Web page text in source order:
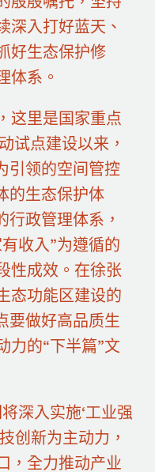
深入打好蓝天、
好生态保护修
体系。
这里是国家重点
试点建设以来，
引领的空间管控
的生态保护体
行政管理体系，
收入”为遵循的
性成效。在徐张
态功能区建设的
要做好高品质生
力的“下半篇”文
深入实施‘工业强
创新为主动力，
，全力推动产业